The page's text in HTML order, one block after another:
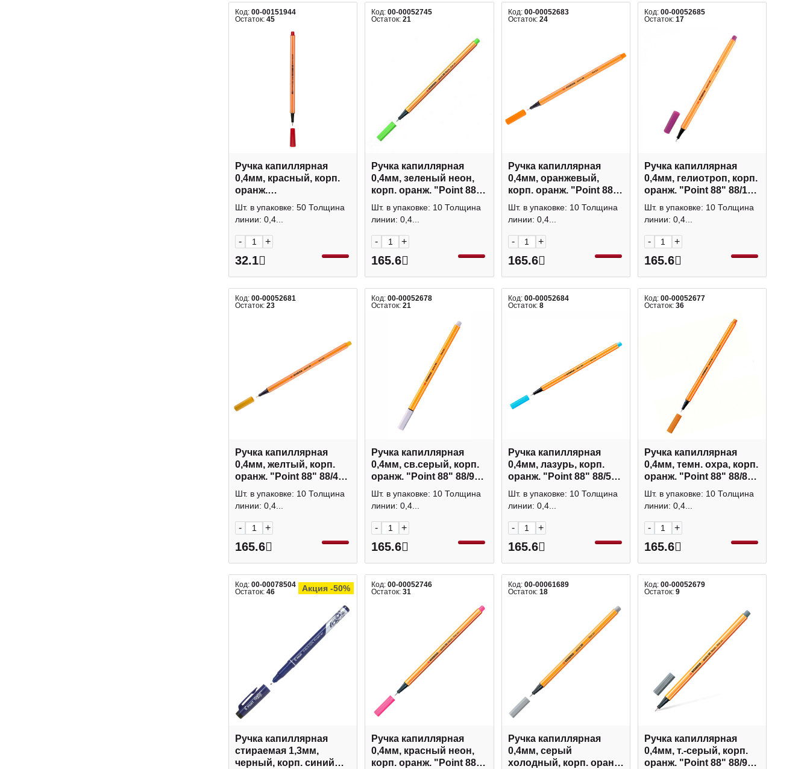
Код: 00-00151944
Остаток: 45
Ручка капиллярная
0,4мм, красный, корп.
оранж.
"BASIC.Summer" 36-
0009 Bruno Visconti
Шт. в упаковке: 50 Толщина
линии: 0,4...
- +
32.1
Код:00-00052745
Остаток:21
Ручка капиллярная
0,4мм, зеленый неон,
корп. оранж. "Point 88"
88/033 Stabilo
Шт. в упаковке: 10 Толщина
линии: 0,4...
- +
165.6
Код: 00-00052683
Остаток: 24
Ручка капиллярная
0,4мм, оранжевый,
корп. оранж. "Point 88"
88/54 Stabilo
Шт. в упаковке: 10 Толщина
линии: 0,4...
- +
165.6
Код: 00-00052685
Остаток: 17
Ручка капиллярная
0,4мм, гелиотроп, корп.
оранж. "Point 88" 88/17
Stabilo
Шт. в упаковке: 10 Толщина
линии: 0,4...
- +
165.6
Код: 00-00052681
Остаток: 23
Ручка капиллярная
0,4мм, желтый, корп.
оранж. "Point 88" 88/44
Stabilo
Шт. в упаковке: 10 Толщина
линии: 0,4...
- +
165.6
Код:00-00052678
Остаток:21
Ручка капиллярная
0,4мм, св.серый, корп.
оранж. "Point 88" 88/94
Stabilo
Шт. в упаковке: 10 Толщина
линии: 0,4...
- +
165.6
Код: 00-00052684
Остаток: 8
Ручка капиллярная
0,4мм, лазурь, корп.
оранж. "Point 88" 88/57
Stabilo
Шт. в упаковке: 10 Толщина
линии: 0,4...
- +
165.6
Код: 00-00052677
Остаток: 36
Ручка капиллярная
0,4мм, темн. охра, корп.
оранж. "Point 88" 88/89
Stabilo
Шт. в упаковке: 10 Толщина
линии: 0,4...
- +
165.6
Код: 00-00078504
Остаток: 46 Акция -50%
Ручка капиллярная
стираемая 1,3мм,
черный, корп. синий
Код:00-00052746
Остаток:31
Ручка капиллярная
0,4мм, красный неон,
корп. оранж. "Point 88"
Код: 00-00061689
Остаток: 18
Ручка капиллярная
0,4мм, серый
холодный, корп. оранж.
Код: 00-00052679
Остаток: 9
Ручка капиллярная
0,4мм, т.-серый, корп.
оранж. "Point 88" 88/96